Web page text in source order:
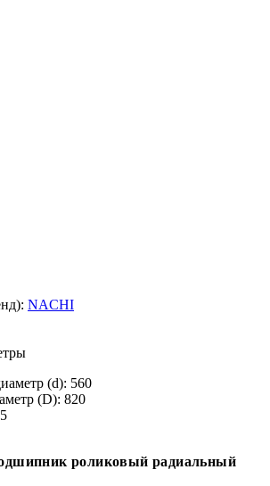
NACHI
(d): 560
(D): 820
роликовый радиальный